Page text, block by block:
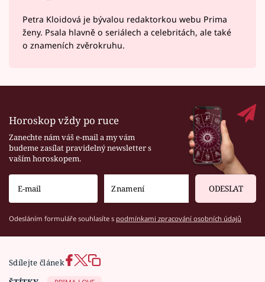
Petra Kloidová je bývalou redaktorkou webu Prima
ženy. Psala hlavně o seriálech a celebritách, ale také
o znameních zvěrokruhu.
Horoskop vždy po ruce
Zanechte nám váš e-mail a my vám
budeme zasílat pravidelný newsletter s
vaším horoskopem.
ODESLAT
Odesláním formuláře souhlasíte s podmínkami zpracování osobních údajů
Sdílejte článek